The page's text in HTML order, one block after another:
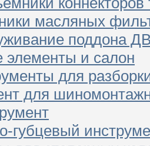
масляных
поддона
элементы и салон
для
для
губцевый